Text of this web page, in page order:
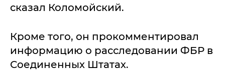
сказал Коломойский.
Кроме того, он прокомментировал
информацию о расследовании ФБР в
Соединенных Штатах.